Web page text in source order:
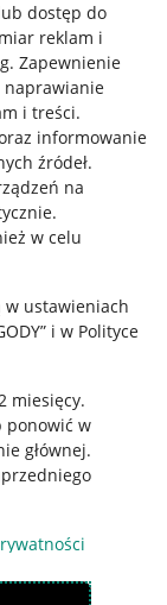
dostęp do
reklam i
. Zapewnienie
naprawianie
i treści.
informowanie
źródeł.
na
.
w celu
w ustawieniach
i w Polityce
miesięcy.
ponowić w
głównej.